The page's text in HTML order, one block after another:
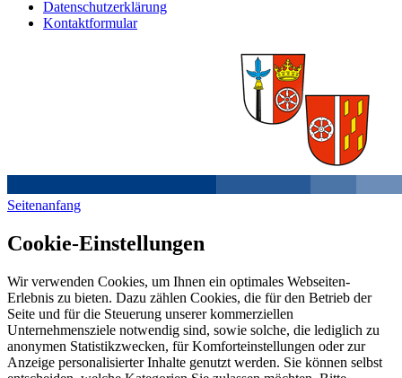
Datenschutzerklärung
Kontaktformular
Seitenanfang
Cookie-Einstellungen
Wir verwenden Cookies, um Ihnen ein optimales Webseiten-
Erlebnis zu bieten. Dazu zählen Cookies, die für den Betrieb der
Seite und für die Steuerung unserer kommerziellen
Unternehmensziele notwendig sind, sowie solche, die lediglich zu
anonymen Statistikzwecken, für Komforteinstellungen oder zur
Anzeige personalisierter Inhalte genutzt werden. Sie können selbst